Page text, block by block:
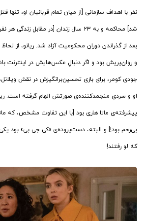
شد] محاکمه و به ۲۳ سال زندان [در مقابلِ
بعد از گذراندن دوران محکومیت آزاد شد. ریانو، از
و روان‌پریش بود و اگر دنبالِ عکس‌هایش در اینترنت
جودی کومر، برای بازی تحسین‌برانگیزش در نقش
او و سردیِ منجمدکننده‌ی صورتش الهام گرفته است.
پیشرفته‌ی ماتا هاری بود [با این تفاوت مشخص، که
بی‌رحم بود!] و البته، دست‌پروده‌ی «کی جی بی» بود
که لو رفتند!